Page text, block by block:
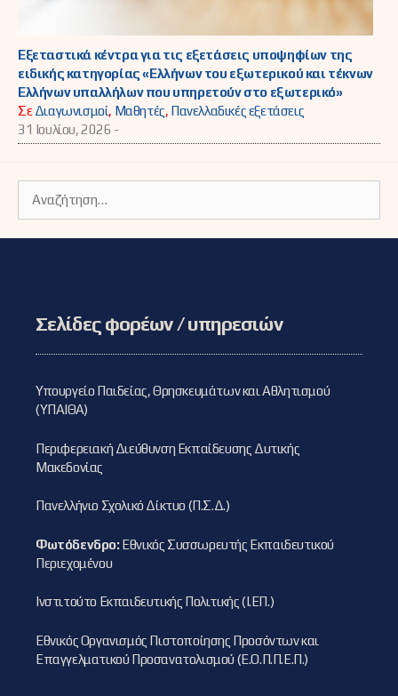
Εξεταστικά κέντρα για τις εξετάσεις υποψηφίων της
ειδικής κατηγορίας «Ελλήνων του εξωτερικού και τέκνων
Ελλήνων υπαλλήλων που υπηρετούν στο εξωτερικό»
ΣεΔιαγωνισμοί, Μαθητές, Πανελλαδικές εξετάσεις
31 Ιουλίου, 2026 -
για:
Σελίδες φορέων / υπηρεσιών
Υπουργείο Παιδείας, Θρησκευμάτων και Αθλητισμού
(ΥΠΑΙΘΑ)
Περιφερειακή Διεύθυνση Εκπαίδευσης Δυτικής
Μακεδονίας
Πανελλήνιο Σχολικό Δίκτυο (Π.Σ.Δ.)
Φωτόδενδρο:Εθνικός Συσσωρευτής Εκπαιδευτικού
Περιεχομένου
Ινστιτούτο Εκπαιδευτικής Πολιτικής (Ι.ΕΠ.)
Εθνικός Οργανισμός Πιστοποίησης Προσόντων και
Επαγγελματικού Προσανατολισμού (Ε.Ο.Π.Π.Ε.Π.)